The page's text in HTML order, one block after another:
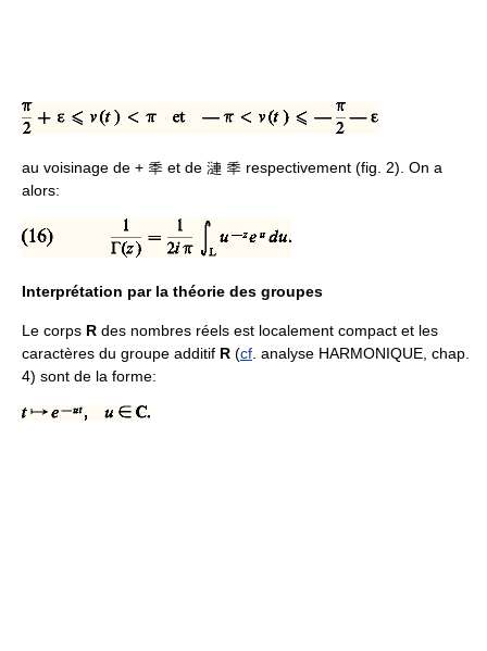
au voisinage de + 秊 et de 漣 秊 respectivement (fig. 2). On a
alors:
Interprétation par la théorie des groupes
Le corps R des nombres réels est localement compact et les
caractères du groupe additif R (cf . analyse HARMONIQUE, chap.
4) sont de la forme: